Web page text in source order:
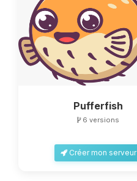
Pufferfish
6 versions
Créer mon serveur